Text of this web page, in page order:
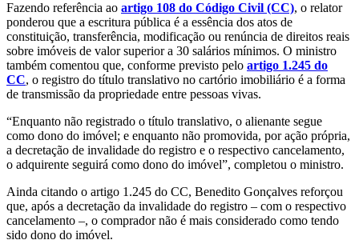
Fazendo referência ao artigo 108 do Código Civil (CC), o relator
ponderou que a escritura pública é a essência dos atos de
constituição, transferência, modificação ou renúncia de direitos reais
sobre imóveis de valor superior a 30 salários mínimos. O ministro
também comentou que, conforme previsto pelo artigo 1.245 do
CC, o registro do título translativo no cartório imobiliário é a forma
de transmissão da propriedade entre pessoas vivas.
“Enquanto não registrado o título translativo, o alienante segue
como dono do imóvel; e enquanto não promovida, por ação própria,
a decretação de invalidade do registro e o respectivo cancelamento,
o adquirente seguirá como dono do imóvel”, completou o ministro.
Ainda citando o artigo 1.245 do CC, Benedito Gonçalves reforçou
que, após a decretação da invalidade do registro – com o respectivo
cancelamento –, o comprador não é mais considerado como tendo
sido dono do imóvel.